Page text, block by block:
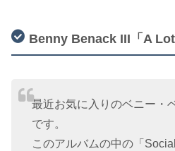
Benny Benack III「A
最近お気に入りのベニー・
です。
このアルバムの中の「